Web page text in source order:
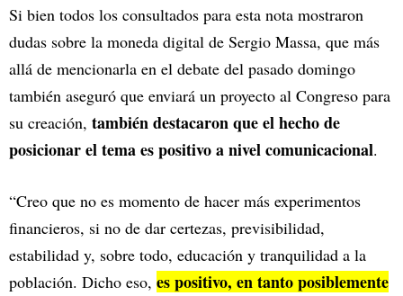
Si bien todos los consultados para esta nota mostraron
dudas sobre la moneda digital de Sergio Massa, que más
allá de mencionarla en el debate del pasado domingo
también aseguró que enviará un proyecto al Congreso para
su creación, también destacaron que el hecho de
posicionar el tema es positivo a nivel comunicacional.
“Creo que no es momento de hacer más experimentos
financieros, si no de dar certezas, previsibilidad,
estabilidad y, sobre todo, educación y tranquilidad a la
población. Dicho eso, es positivo, en tanto posiblemente